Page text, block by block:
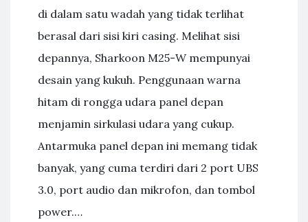
di dalam satu wadah yang tidak terlihat
berasal dari sisi kiri casing. Melihat sisi
depannya, Sharkoon M25-W mempunyai
desain yang kukuh. Penggunaan warna
hitam di rongga udara panel depan
menjamin sirkulasi udara yang cukup.
Antarmuka panel depan ini memang tidak
banyak, yang cuma terdiri dari 2 port UBS
3.0, port audio dan mikrofon, dan tombol
power.…